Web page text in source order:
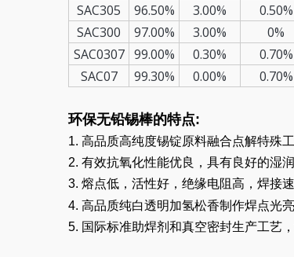
SAC305
96.50% 3.00%
0.50%
SAC300 97.00% 3.00% 0%
SAC0307 99.00% 0.30% 0.70%
SAC07
99.30% 0.00% 0.70%
环保无铅锡棒的特点:
1. 高品质高纯度锡锭原料融合点解特殊
2. 有效抗氧化性能优良，具有良好的湿
3. 熔点低，活性好，绝缘电阻高，焊接
4. 高品质纯白透明加氢松香制作焊点光
5. 国际标准助焊剂和真空密封生产工艺